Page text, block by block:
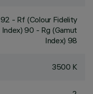
92 - Rf (Colour Fidelity
Index) 90 - Rg (Gamut
Index) 98
3500 K